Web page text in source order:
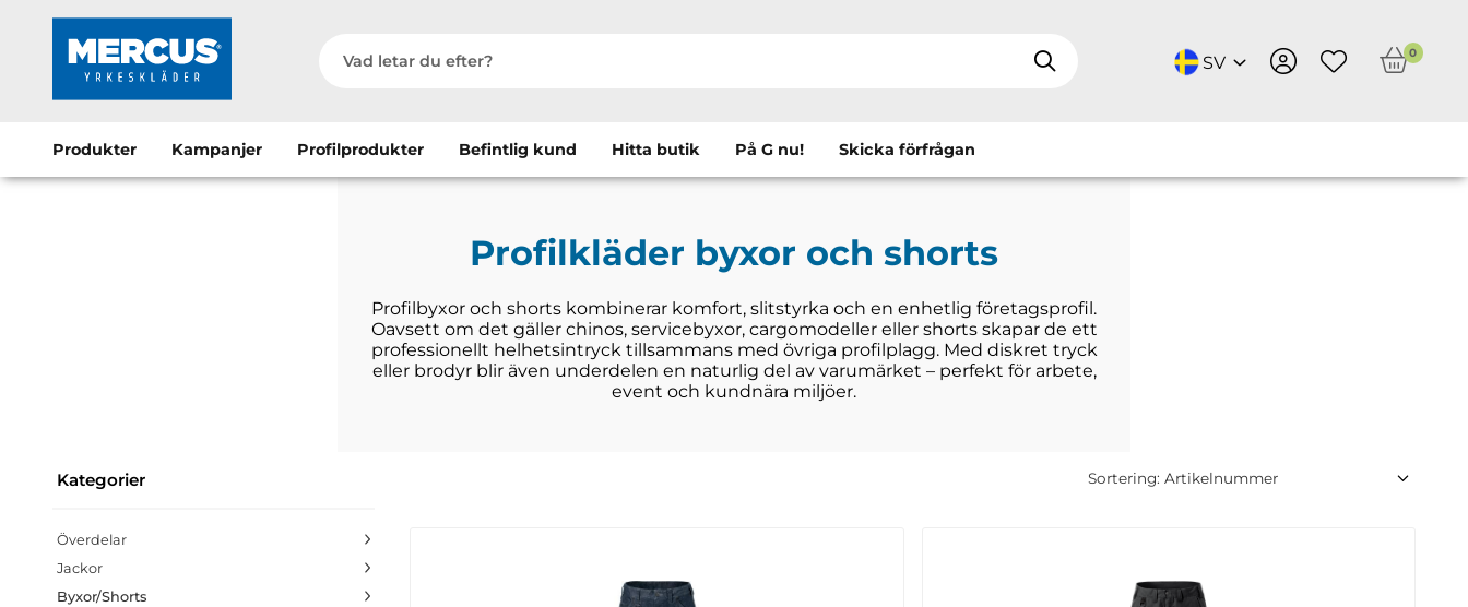
SV 0
Produkter Kampanjer Profilprodukter Befintlig kund Hitta butik På G nu! Skicka förfrågan
Profilkläder byxor och shorts
Profilbyxor och shorts kombinerar komfort, slitstyrka och en enhetlig företagsprofil.
Oavsett om det gäller chinos, servicebyxor, cargomodeller eller shorts skapar de ett
professionellt helhetsintryck tillsammans med övriga profilplagg. Med diskret tryck
eller brodyr blir även underdelen en naturlig del av varumärket – perfekt för arbete,
event och kundnära miljöer.
Kategorier
Överdelar
Jackor
Byxor/Shorts